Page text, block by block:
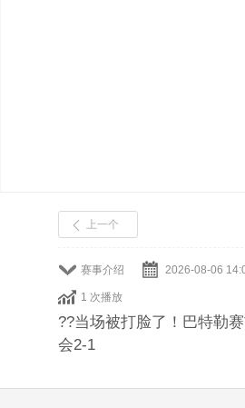
赛事介绍 2026-08-06
1 次播放
上一个
??当场被打脸了！巴特勒
会2-1